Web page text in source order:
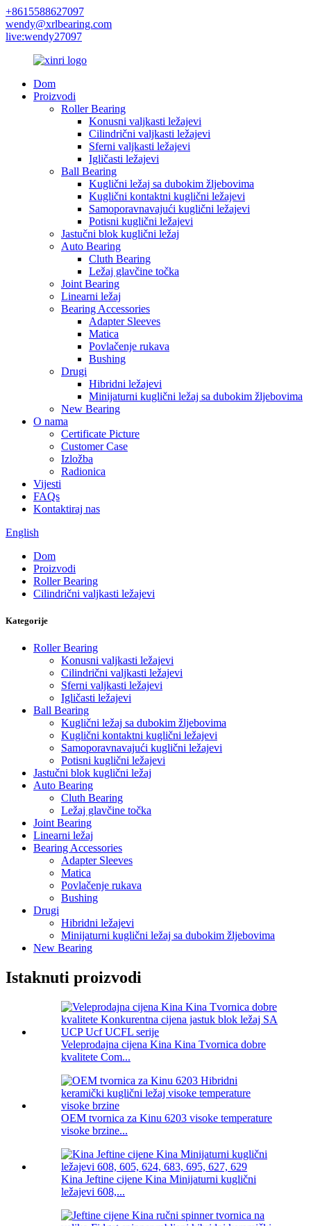
+8615588627097
wendy@xrlbearing.com
live:wendy27097
Dom
Proizvodi
Roller Bearing
Konusni valjkasti ležajevi
Cilindrični valjkasti ležajevi
Sferni valjkasti ležajevi
Igličasti ležajevi
Ball Bearing
Kuglični ležaj sa dubokim žljebovima
Kuglični kontaktni kuglični ležajevi
Samoporavnavajući kuglični ležajevi
Potisni kuglični ležajevi
Jastučni blok kuglični ležaj
Auto Bearing
Cluth Bearing
Ležaj glavčine točka
Joint Bearing
Linearni ležaj
Bearing Accessories
Adapter Sleeves
Matica
Povlačenje rukava
Bushing
Drugi
Hibridni ležajevi
Minijaturni kuglični ležaj sa dubokim žljebovima
New Bearing
O nama
Certificate Picture
Customer Case
Izložba
Radionica
Vijesti
FAQs
Kontaktiraj nas
English
Dom
Proizvodi
Roller Bearing
Cilindrični valjkasti ležajevi
Kategorije
Roller Bearing
Konusni valjkasti ležajevi
Cilindrični valjkasti ležajevi
Sferni valjkasti ležajevi
Igličasti ležajevi
Ball Bearing
Kuglični ležaj sa dubokim žljebovima
Kuglični kontaktni kuglični ležajevi
Samoporavnavajući kuglični ležajevi
Potisni kuglični ležajevi
Jastučni blok kuglični ležaj
Auto Bearing
Cluth Bearing
Ležaj glavčine točka
Joint Bearing
Linearni ležaj
Bearing Accessories
Adapter Sleeves
Matica
Povlačenje rukava
Bushing
Drugi
Hibridni ležajevi
Minijaturni kuglični ležaj sa dubokim žljebovima
New Bearing
Istaknuti proizvodi
Veleprodajna cijena Kina Kina Tvornica dobre
kvalitete Com...
OEM tvornica za Kinu 6203 visoke temperature
visoke brzine...
Kina Jeftine cijene Kina Minijaturni kuglični
ležajevi 608,...